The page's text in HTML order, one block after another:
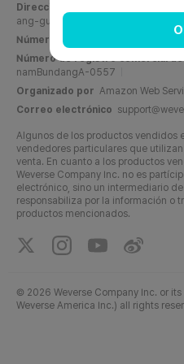
Dirección
C, 6F, PangyoTech-one
ang-gu, Seongnam-si, Gyeonggi-
Número de registro comercial
Número de registro comercial
namBundangA-0557
Organizado por Amazon Web
Correo electrónico
Algunos de los productos vendidos
vendedores particulares que
venta. En cuanto a los productos
Weverse Company Inc. no es
electrónico, sino un intermediario
responsabiliza por la información o
productos mencionados.
© 2026 Weverse Company Inc. or
Weverse America Inc.) all rights